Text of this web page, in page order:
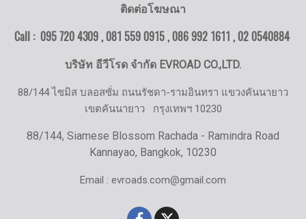
ติดต่อโฆษณา
Call : 095 720 4309 , 081 559 0915 , 086 992 1611 ,02 0540884
บริษัท อีวีโรด จำกัด EVROAD CO.,LTD.
88/144 ไซมิส บลอสซั่ม ถนนรัชดา-รามอินทรา แขวงคันนายาว
เขตคันนายาว กรุงเทพฯ 10230
88/144, Siamese Blossom Rachada - Ramindra Road
Kannayao, Bangkok, 10230
Email : evroads.com@gmail.com